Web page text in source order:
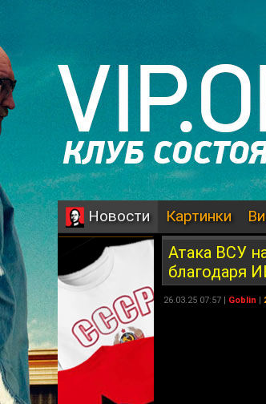
Новости Картинки
Атака ВСУ
благодаря
26.03.25 07:57 | Goblin |